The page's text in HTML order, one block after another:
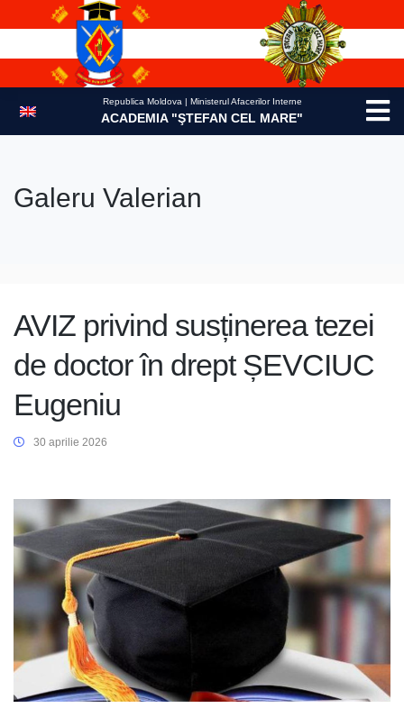
Republica Moldova | Ministerul Afacerilor Interne
ACADEMIA "ŞTEFAN CEL MARE"
Galeru Valerian
AVIZ privind susținerea tezei
de doctor în drept ȘEVCIUC
Eugeniu
30 aprilie 2026